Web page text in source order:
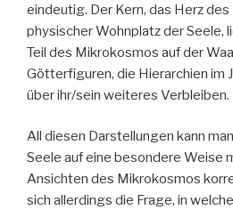
eindeutig. Der Kern, das Herz des
physischer Wohnplatz der Seele,
Teil des Mikrokosmos auf der
Götterfiguren, die Hierarchien im
über ihr/sein weiteres Verbleiben.
All diesen Darstellungen kann
Seele auf eine besondere Weise
Ansichten des Mikrokosmos
sich allerdings die Frage, in